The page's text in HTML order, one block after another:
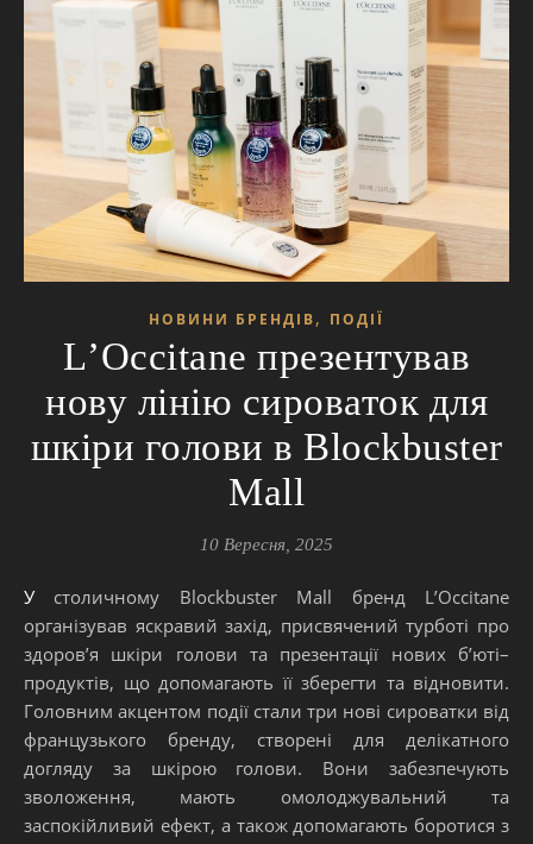
НОВИНИ БРЕНДІВ, ПОДІЇ
LʼOccitane презентував
нову лінію сироваток для
шкіри голови в Blockbuster
Mall
10 Вересня, 2025
У столичному Blockbuster Mall бренд LʼOccitane
організував яскравий захід, присвячений турботі про
здоров’я шкіри голови та презентації нових бʼюті–
продуктів, що допомагають її зберегти та відновити.
Головним акцентом події стали три нові сироватки від
французького бренду, створені для делікатного
догляду за шкірою голови. Вони забезпечують
зволоження, мають омолоджувальний та
заспокійливий ефект, а також допомагають боротися з